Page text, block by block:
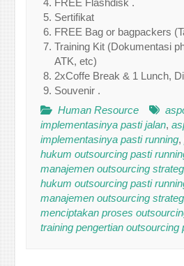
Sertifikat
FREE Bag or bagpackers
Training Kit (Dokumentasi
ATK, etc)
2xCoffe Break & 1 Lunch,
Souvenir .
Human Resource
implementasinya pasti jalan,
implementasinya pasti running,
hukum outsourcing pasti
manajemen outsourcing
hukum outsourcing pasti
manajemen outsourcing
menciptakan proses
training pengertian outsourcing